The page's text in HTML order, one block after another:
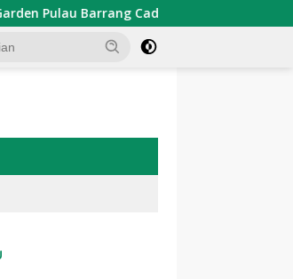
Caddi PDKT Danau Tempe :